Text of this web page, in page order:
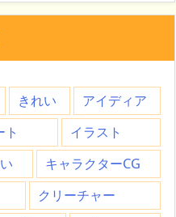
きれい
アイディア
ト
イラスト
キャラクターCG
クリーチャー